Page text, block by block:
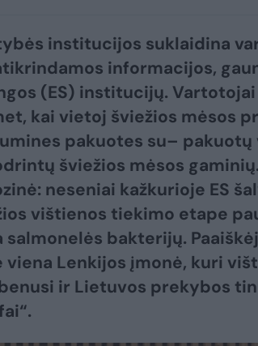
institucijos suklaidina
informacijos,
(ES) institucijų.
kai vietoj šviežios mėsos
pakuotes su– pakuotų
šviežios mėsos
neseniai kažkurioje ES
vištienos tiekimo etape
salmonelės bakterijų.
viena Lenkijos įmonė, kuri
ir Lietuvos prekybos